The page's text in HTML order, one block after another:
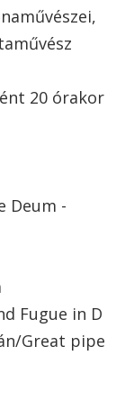
20 órakor
Deum -
Fugue in D
Great pipe